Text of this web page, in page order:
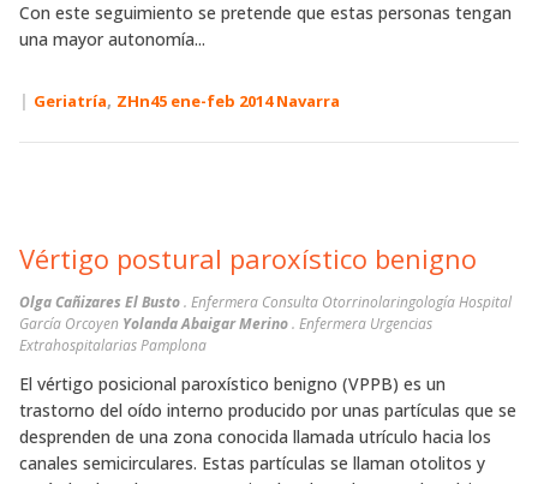
Con este seguimiento se pretende que estas personas tengan
una mayor autonomía...
| Geriatría, ZHn45 ene-feb 2014 Navarra
Vértigo postural paroxístico benigno
Olga Cañizares El Busto. Enfermera Consulta Otorrinolaringología Hospital
García Orcoyen Yolanda Abaigar Merino. Enfermera Urgencias
Extrahospitalarias Pamplona
El vértigo posicional paroxístico benigno (VPPB) es un
trastorno del oído interno producido por unas partículas que se
desprenden de una zona conocida llamada utrículo hacia los
canales semicirculares. Estas partículas se llaman otolitos y